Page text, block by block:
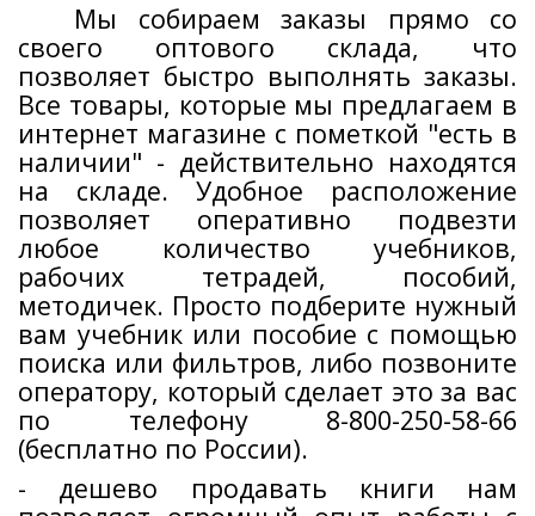
Мы собираем заказы прямо со
своего оптового склада, что
позволяет быстро выполнять заказы.
Все товары, которые мы предлагаем в
интернет магазине с пометкой "есть в
наличии" - действительно находятся
на складе. Удобное расположение
позволяет оперативно подвезти
любое количество учебников,
рабочих тетрадей, пособий,
методичек. Просто подберите нужный
вам учебник или пособие с помощью
поиска или фильтров, либо позвоните
оператору, который сделает это за вас
по телефону 8-800-250-58-66
(бесплатно по России).
- дешево продавать книги нам